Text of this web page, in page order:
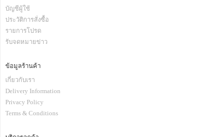
บัญชีผู้ใช้
ประวัติการสั่งซื้อ
รายการโปรด
รับจดหมายข่าว
ข้อมูลร้านค้า
เกี่ยวกับเรา
Delivery Information
Privacy Policy
Terms & Conditions